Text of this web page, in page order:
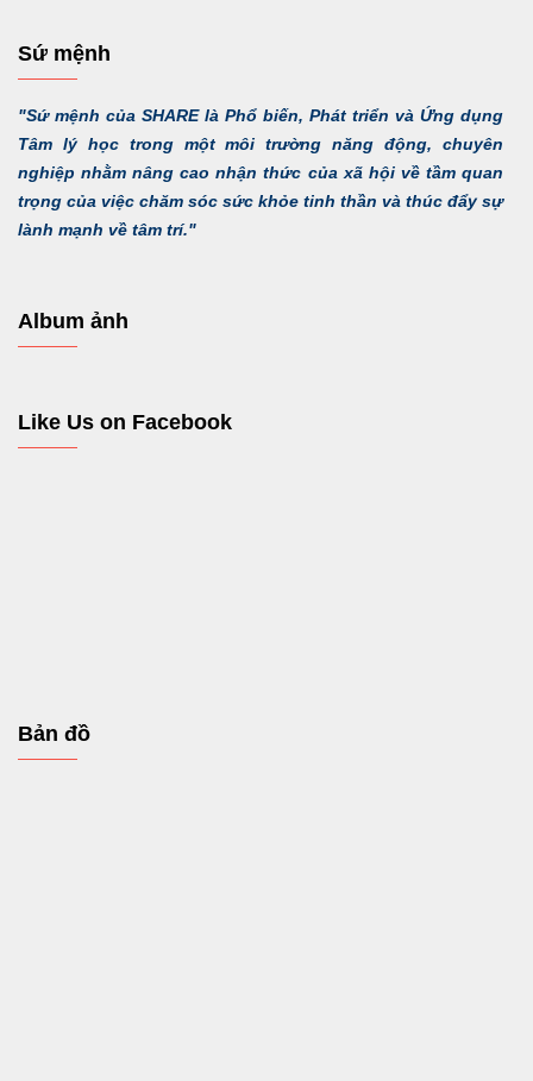
Sứ mệnh
"Sứ mệnh của SHARE là Phổ biến, Phát triển và Ứng dụng
Tâm lý học trong một môi trường năng động, chuyên
nghiệp nhằm nâng cao nhận thức của xã hội về tầm quan
trọng của việc chăm sóc sức khỏe tinh thần và thúc đẩy sự
lành mạnh về tâm trí."
Album ảnh
Like Us on Facebook
Bản đồ